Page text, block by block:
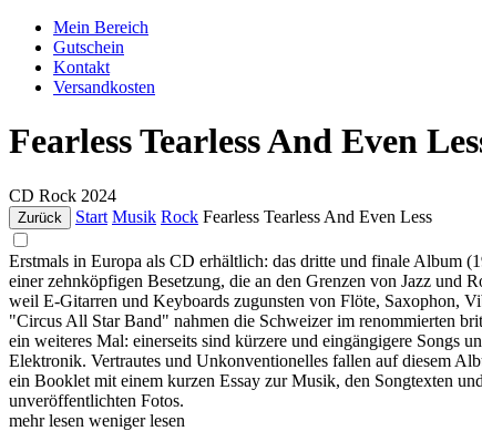
Mein Bereich
Gutschein
Kontakt
Versandkosten
Fearless Tearless And Even
CD Rock 2024
Zurück Start Musik Rock Fearless Tearless And Even Less
Erstmals in Europa als CD erhältlich: das dritte und finale Album
einer zehnköpfigen Besetzung, die an den Grenzen von Jazz und
weil E-Gitarren und Keyboards zugunsten von Flöte, Saxophon,
"Circus All Star Band" nahmen die Schweizer im renommierten
ein weiteres Mal: einerseits sind kürzere und eingängigere Songs
Elektronik. Vertrautes und Unkonventionelles fallen auf diesem
ein Booklet mit einem kurzen Essay zur Musik, den Songtexten
unveröffentlichten Fotos.
mehr lesen weniger lesen